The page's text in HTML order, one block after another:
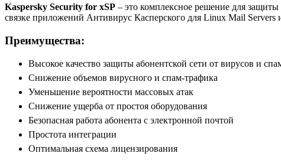
Kaspersky Security for xSP – это комплексное решение для
связке приложений Антивирус Касперского для Linux Mail
Преимущества:
Высокое качество защиты абонентской сети от вирусов и
Снижение объемов вирусного и спам-трафика
Уменьшение вероятности массовых атак
Снижение ущерба от простоя оборудования
Безопасная работа абонента с электронной почтой
Простота интеграции
Оптимальная схема лицензирования